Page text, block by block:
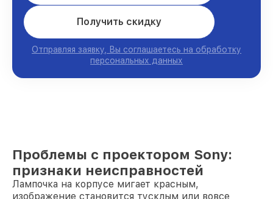
Получить скидку
Отправляя заявку, Вы соглашаетесь на обработку
персональных данных
Проблемы с проектором Sony:
признаки неисправностей
Лампочка на корпусе мигает красным,
изображение становится тусклым или вовсе